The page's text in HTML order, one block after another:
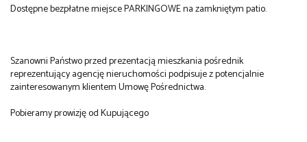
Dostępne bezpłatne miejsce PARKINGOWE na zamkniętym patio.
Szanowni Państwo przed prezentacją mieszkania pośrednik
reprezentujący agencję nieruchomości podpisuje z potencjalnie
zainteresowanym klientem Umowę Pośrednictwa.
Pobieramy prowizję od Kupującego